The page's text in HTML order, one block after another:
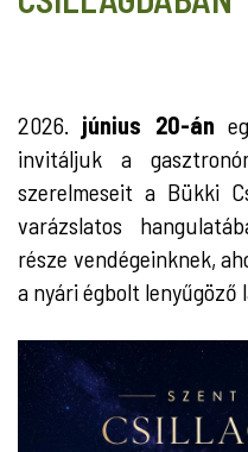
2026. június 20-án
invitáljuk a
szerelmeseit a Bükki
varázslatos
része vendégeinknek,
a nyári égbolt lenyűgöző